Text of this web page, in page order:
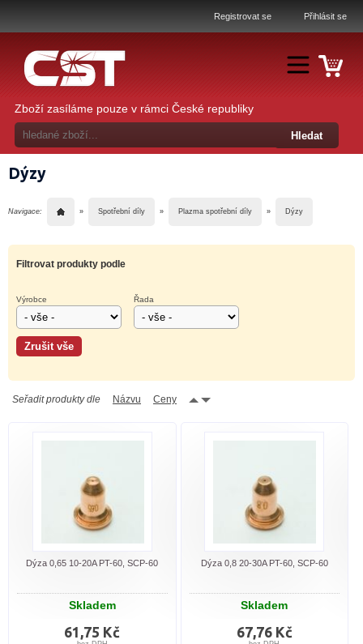
Registrovat se Přihlásit se
Zboží zasíláme pouze v rámci České republiky
Dýzy
Navigace: » Spotřební díly » Plazma spotřební díly » Dýzy
Filtrovat produkty podle
Výrobce Řada
Seřadit produkty dle Názvu Ceny
Dýza 0,65 10-20A PT-60, SCP-60
Skladem
61,75 Kč
Dýza 0,8 20-30A PT-60, SCP-60
Skladem
67,76 Kč